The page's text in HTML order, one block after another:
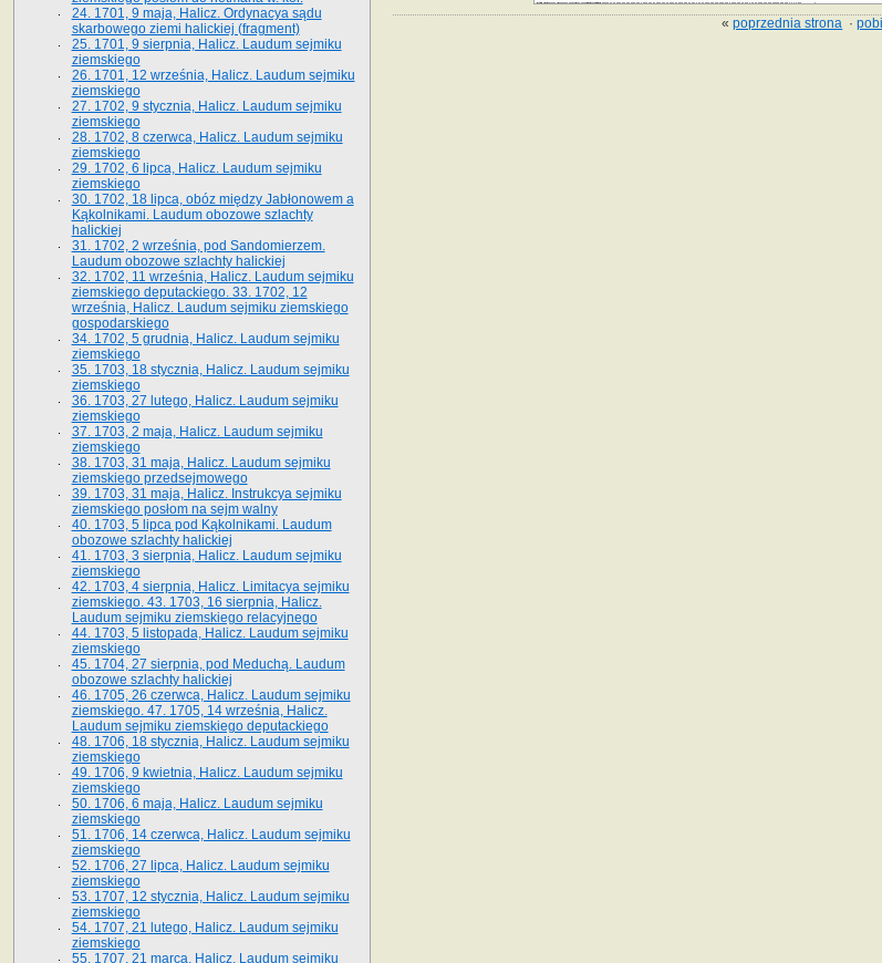
«poprzednia strona ·
24. 1701, 9 maja, Halicz. Ordynacya sądu
skarbowego ziemi halickiej (fragment)
25. 1701, 9 sierpnia, Halicz. Laudum sejmiku
ziemskiego
26. 1701, 12 września, Halicz. Laudum sejmiku
ziemskiego
27. 1702, 9 stycznia, Halicz. Laudum sejmiku
ziemskiego
28. 1702, 8 czerwca, Halicz. Laudum sejmiku
ziemskiego
29. 1702, 6 lipca, Halicz. Laudum sejmiku
ziemskiego
30. 1702, 18 lipca, obóz między Jabłonowem a
Kąkolnikami. Laudum obozowe szlachty
halickiej
31. 1702, 2 września, pod Sandomierzem.
Laudum obozowe szlachty halickiej
32. 1702, 11 września, Halicz. Laudum sejmiku
ziemskiego deputackiego. 33. 1702, 12
września, Halicz. Laudum sejmiku ziemskiego
gospodarskiego
34. 1702, 5 grudnia, Halicz. Laudum sejmiku
ziemskiego
35. 1703, 18 stycznia, Halicz. Laudum sejmiku
ziemskiego
36. 1703, 27 lutego, Halicz. Laudum sejmiku
ziemskiego
37. 1703, 2 maja, Halicz. Laudum sejmiku
ziemskiego
38. 1703, 31 maja, Halicz. Laudum sejmiku
ziemskiego przedsejmowego
39. 1703, 31 maja, Halicz. Instrukcya sejmiku
ziemskiego posłom na sejm walny
40. 1703, 5 lipca pod Kąkolnikami. Laudum
obozowe szlachty halickiej
41­. 1703, 3 sierpnia, Halicz. Laudum sejmiku
ziemskiego
42. 1703, 4 sierpnia, Halicz. Limitacya sejmiku
ziemskiego. 43. 1703, 16 sierpnia, Halicz.
Laudum sejmiku ziemskiego relacyjnego
44. 1703, 5 listopada, Halicz. Laudum sejmiku
ziemskiego
45. 1704, 27 sierpnia, pod Meduchą. Laudum
obozowe szlachty halickiej
46. 1705, 26 czerwca, Halicz. Laudum sejmiku
ziemskiego. 47. 1705, 14 września, Halicz.
Laudum sejmiku ziemskiego deputackiego
48. 1706, 18 stycznia, Halicz. Laudum sejmiku
ziemskiego
49. 1706, 9 kwietnia, Halicz. Laudum sejmiku
ziemskiego
50. 1706, 6 maja, Halicz. Laudum sejmiku
ziemskiego
51. 1706, 14 czerwca, Halicz. Laudum sejmiku
ziemskiego
52. 1706, 27 lipca, Halicz. Laudum sejmiku
ziemskiego
53. 1707, 12 stycznia, Halicz. Laudum sejmiku
ziemskiego
54. 1707, 21 lutego, Halicz. Laudum sejmiku
ziemskiego
55. 1707, 21 marca, Halicz. Laudum sejmiku